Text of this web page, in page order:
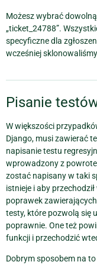
Możesz wybrać
„ticket_24788”.
specyficzne dla
wcześniej
Pisanie
W większości
Django, musi zawierać
napisanie testu
wprowadzony z
zostać napisany w taki
istnieje i aby
poprawek
testy, które pozwolą się
poprawnie. One też
funkcji i przechodzić
Dobrym sposobem na